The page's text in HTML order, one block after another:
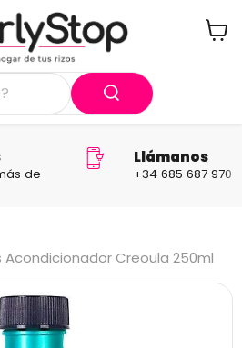
de
Llámanos
+34 685 687 970
Creoula 250ml